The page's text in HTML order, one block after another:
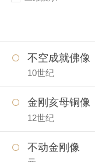
不空成就佛像
10世纪
金刚亥母铜像
12世纪
不动金刚像